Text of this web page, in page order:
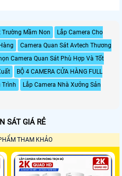
Trường Mầm Non
Lắp Camera Cho
Camera Quan Sát Avtech Thương
Camera Quan Sát Phù Hợp Và Tốt
BỘ 4 CAMERA CỬA HÀNG FULL
Trình
Lắp Camera Nhà Xưởng Sản
SÁT GIÁ RẺ
THAM KHẢO